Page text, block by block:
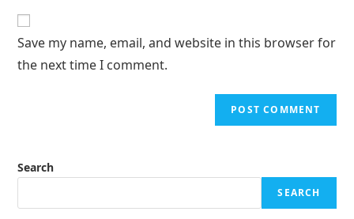
Save my name, email, and website in this browser for
the next time I comment.
Search
SEARCH